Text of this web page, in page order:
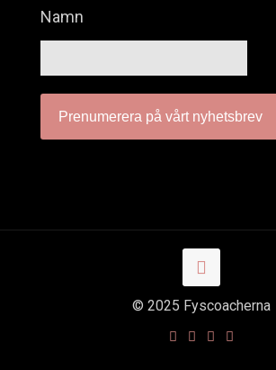
Namn
© 2025 Fyscoacherna